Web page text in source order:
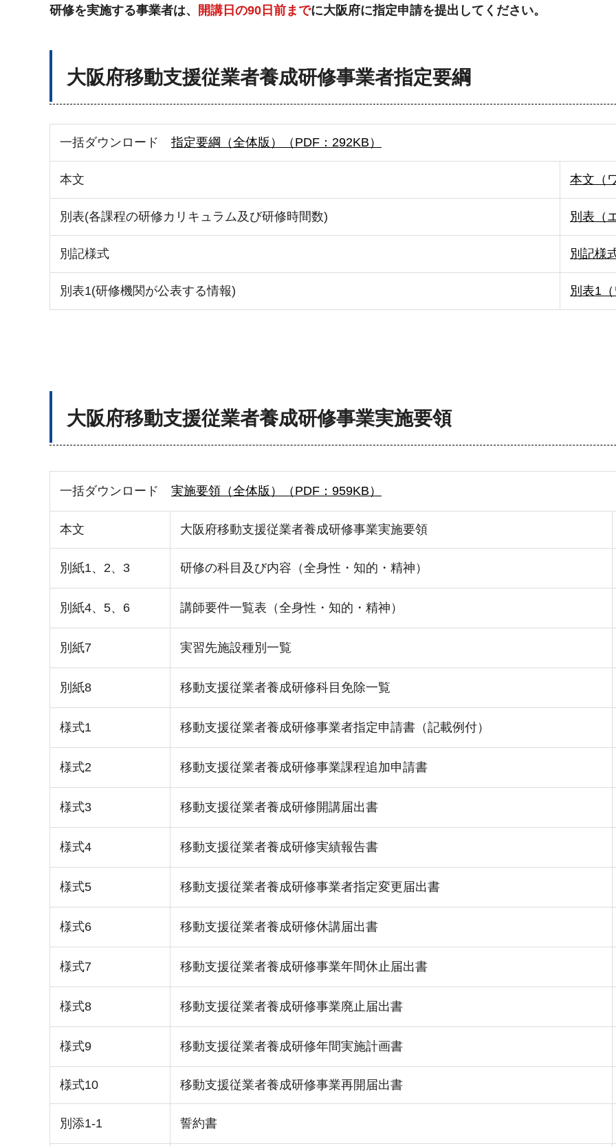
研修を実施する事業者は、 開講日の90日前までに大阪府に指定申請を提出してください。
大阪府移動支援従業者養成研修事業者指定要綱
一括ダウンロード 指定要綱（全体版）（PDF：292KB）
本文 本文（
別表(各課程の研修カリキュラム及び研修時間数) 別表（
別記様式 別記様
別表1(研修機関が公表する情報) 別表1
大阪府移動支援従業者養成研修事業実施要領
一括ダウンロード 実施要領（全体版）（PDF：959KB）
本文 大阪府移動支援従業者養成研修事業実施要領
別紙1、2、3 研修の科目及び内容（全身性・知的・精神）
別紙4、5、6 講師要件一覧表（全身性・知的・精神）
別紙7 実習先施設種別一覧
別紙8 移動支援従業者養成研修科目免除一覧
様式1 移動支援従業者養成研修事業者指定申請書（記載例付）
様式2 移動支援従業者養成研修事業課程追加申請書
様式3 移動支援従業者養成研修開講届出書
様式4 移動支援従業者養成研修実績報告書
様式5 移動支援従業者養成研修事業者指定変更届出書
様式6 移動支援従業者養成研修休講届出書
様式7 移動支援従業者養成研修事業年間休止届出書
様式8 移動支援従業者養成研修事業廃止届出書
様式9 移動支援従業者養成研修年間実施計画書
様式10 移動支援従業者養成研修事業再開届出書
別添1-1 誓約書